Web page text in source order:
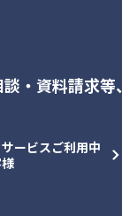
・資料請求等、
ービスご利用中